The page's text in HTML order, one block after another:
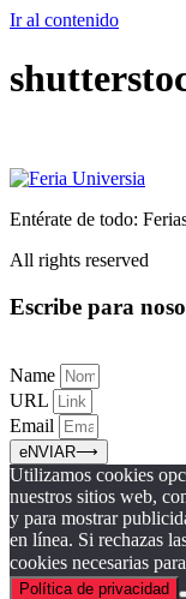
Ir al contenido
Entérate de todo:
All rights reserved
Escribe para
Name
URL
Email
eNVIAR⟶
Utilizamos cookies
nuestros sitios web,
y para mostrar
en línea. Si rechazas
cookies necesarias
Política de privacidad